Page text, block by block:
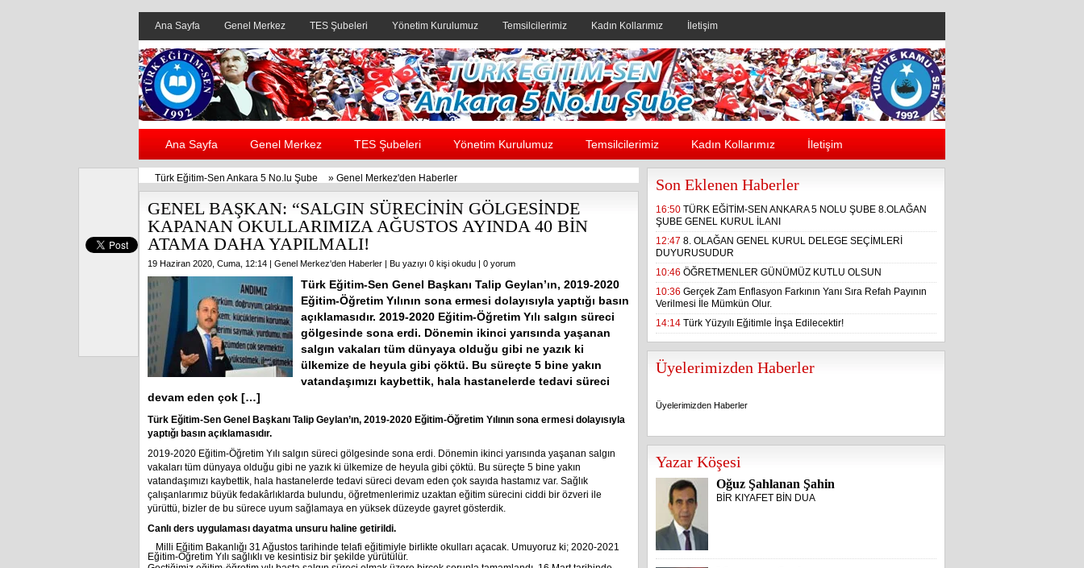
Ana Sayfa Genel Merkez TES Şubeleri Yönetim Kurulumuz Temsilcilerimiz Kadın Kollarımız İletişim
Header yanı reklam alanı
Ana Sayfa Genel Merkez TES Şubeleri Yönetim Kurulumuz Temsilcilerimiz Kadın Kollarımız İletişim
Türk Eğitim-Sen Ankara 5 No.lu Şube » Genel Merkez'den Haberler
GENEL BAŞKAN: “SALGIN SÜRECİNİN GÖLGESİNDE
KAPANAN OKULLARIMIZA AĞUSTOS AYINDA 40 BİN
ATAMA DAHA YAPILMALI!
19 Haziran 2020, Cuma, 12:14 | Genel Merkez'den Haberler | Bu yazıyı 0 kişi okudu | 0 yorum
Türk Eğitim-Sen Genel Başkanı Talip Geylan’ın, 2019-2020
Eğitim-Öğretim Yılının sona ermesi dolayısıyla yaptığı basın
açıklamasıdır. 2019-2020 Eğitim-Öğretim Yılı salgın süreci
gölgesinde sona erdi. Dönemin ikinci yarısında yaşanan
salgın vakaları tüm dünyaya olduğu gibi ne yazık ki
ülkemize de heyula gibi çöktü. Bu süreçte 5 bine yakın
vatandaşımızı kaybettik, hala hastanelerde tedavi süreci
devam eden çok […]
Türk Eğitim-Sen Genel Başkanı Talip Geylan’ın, 2019-2020 Eğitim-Öğretim Yılının sona ermesi dolayısıyla
yaptığı basın açıklamasıdır.
2019-2020 Eğitim-Öğretim Yılı salgın süreci gölgesinde sona erdi. Dönemin ikinci yarısında yaşanan salgın
vakaları tüm dünyaya olduğu gibi ne yazık ki ülkemize de heyula gibi çöktü. Bu süreçte 5 bine yakın
vatandaşımızı kaybettik, hala hastanelerde tedavi süreci devam eden çok sayıda hastamız var. Sağlık
çalışanlarımız büyük fedakârlıklarda bulundu, öğretmenlerimiz uzaktan eğitim sürecini ciddi bir özveri ile
yürüttü, bizler de bu sürece uyum sağlamaya en yüksek düzeyde gayret gösterdik.
Canlı ders uygulaması dayatma unsuru haline getirildi.
Milli Eğitim Bakanlığı 31 Ağustos tarihinde telafi eğitimiyle birlikte okulları açacak. Umuyoruz ki; 2020-2021
Eğitim-Öğretim Yılı sağlıklı ve kesintisiz bir şekilde yürütülür.
Son Eklenen Haberler
16:50 TÜRK EĞİTİM-SEN ANKARA 5 NOLU ŞUBE 8.OLAĞAN
ŞUBE GENEL KURUL İLANI
12:47 8. OLAĞAN GENEL KURUL DELEGE SEÇİMLERİ
DUYURUSUDUR
10:46 ÖĞRETMENLER GÜNÜMÜZ KUTLU OLSUN
10:36 Gerçek Zam Enflasyon Farkının Yanı Sıra Refah Payının
Verilmesi İle Mümkün Olur.
14:14 Türk Yüzyılı Eğitimle İnşa Edilecektir!
Üyelerimizden Haberler
Üyelerimizden Haberler
Yazar Köşesi
Oğuz Şahlanan Şahin
BİR KIYAFET BİN DUA